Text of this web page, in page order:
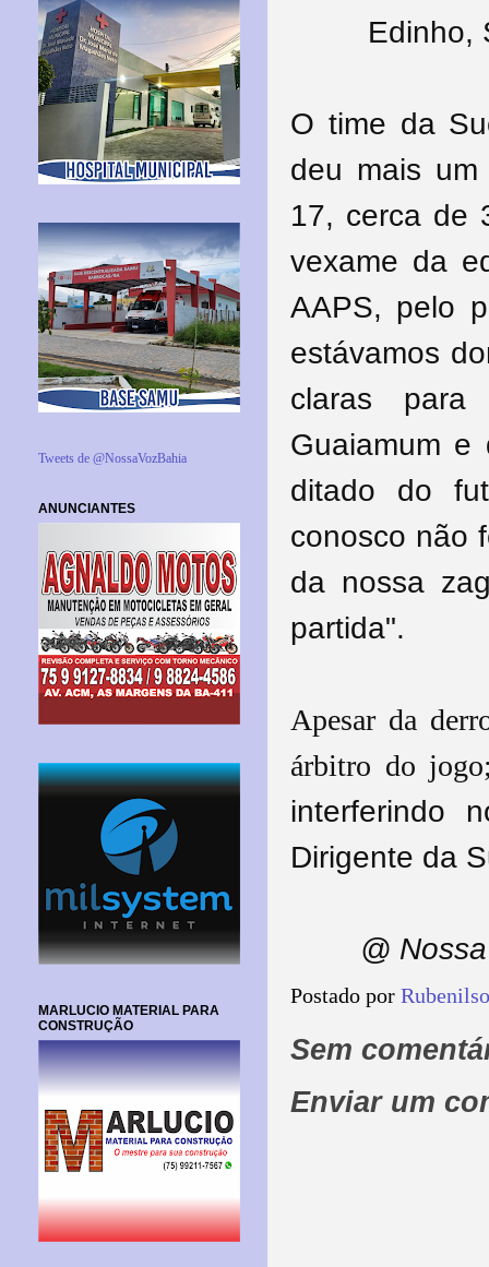
Edinho,
O time da
deu mais
17, cerca de
vexame da
AAPS, pelo
estávamos
claras
Guaiamum
ditado do
conosco não
da nossa
partida".
Apesar da
árbitro do
interferindo
Dirigente da
@
Postado por
Sem
Enviar um
Tweets de @NossaVozBahia
ANUNCIANTES
MARLUCIO MATERIAL PARA
CONSTRUÇÃO